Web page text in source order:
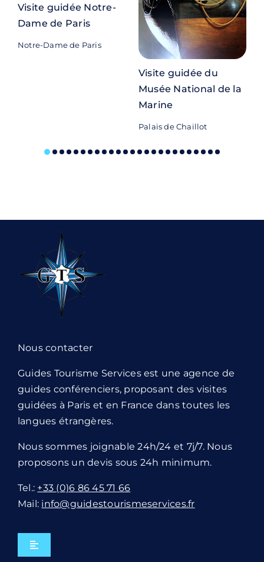
Visite guidée Notre-
Dame de Paris
Notre-Dame de Paris
Visite guidée du
Musée National de la
Marine
Palais de Chaillot
Nous contacter
Guides Tourisme Services est une agence de
guides conférenciers, proposant des visites
guidées à Paris et en France dans toutes les
langues étrangères.
Nous sommes joignable 24h/24 et 7j/7. Nous
proposons un devis sous 24h minimum.
Tel.: +33 (0)6 86 45 71 66
Mail: info@guidestourismeservices.fr
Navigation